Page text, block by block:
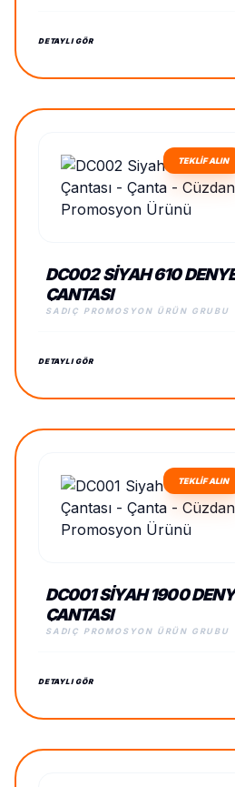
DETAYLI GÖR
TEKLİF ALIN
DC002 SIYAH 610
ÇANTASI
SADIÇ PROMOSYON ÜRÜN GRUBU
DETAYLI GÖR
TEKLİF ALIN
DC001 SIYAH 1900
ÇANTASI
SADIÇ PROMOSYON ÜRÜN GRUBU
DETAYLI GÖR